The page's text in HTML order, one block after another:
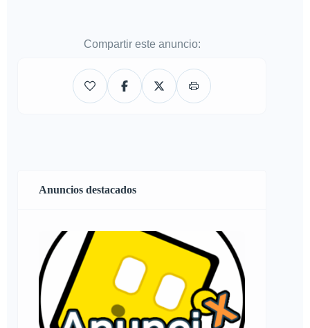
Compartir este anuncio:
Anuncios destacados